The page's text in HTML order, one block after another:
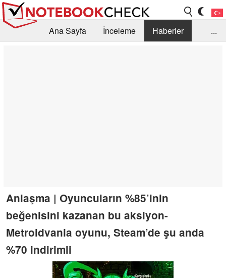
Ana Sayfa İnceleme
Haberler
...
Anlaşma | Oyuncuların %85’inin
beğenisini kazanan bu aksiyon-
Metroidvania oyunu, Steam’de şu anda
%70 indirimli